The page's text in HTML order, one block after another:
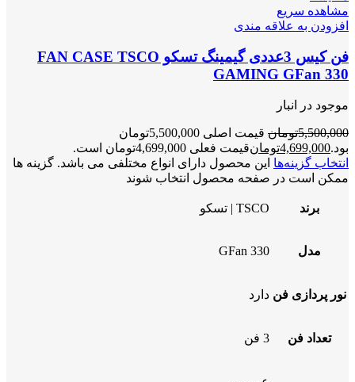
مشاهده سریع
افزودن به علاقه مندی
فن کیس 3عددی گیمینگ تسکو FAN CASE TSCO
GAMING GFan 330
موجود در انبار
5,500,000تومان
قیمت اصلی 5,500,000تومان
بود.4,699,000تومانقیمت فعلی 4,699,000تومان است.
انتخاب گزینه‌ها این محصول دارای انواع مختلفی می باشد. گزینه ها
ممکن است در صفحه محصول انتخاب شوند
برند TSCO | تسکو
مدل GFan 330
نور پردازی فن دارد
تعداد فن 3 فن